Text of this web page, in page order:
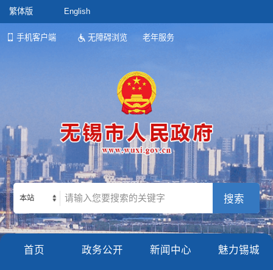
繁体版 English
手机客户端 无障碍浏览 老年服务
本站
首页 政务公开 新闻中心 魅力锡城